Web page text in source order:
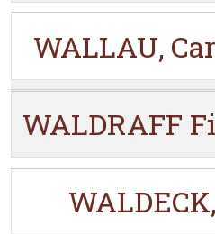
WALLAU,
WALDRAFF